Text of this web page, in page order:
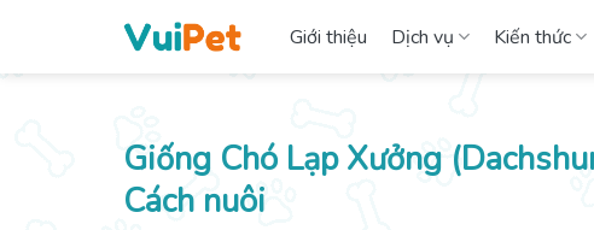
content
Giới thiệu Dịch vụ Kiến thức
Giống Chó Lạp Xưởng
Cách nuôi